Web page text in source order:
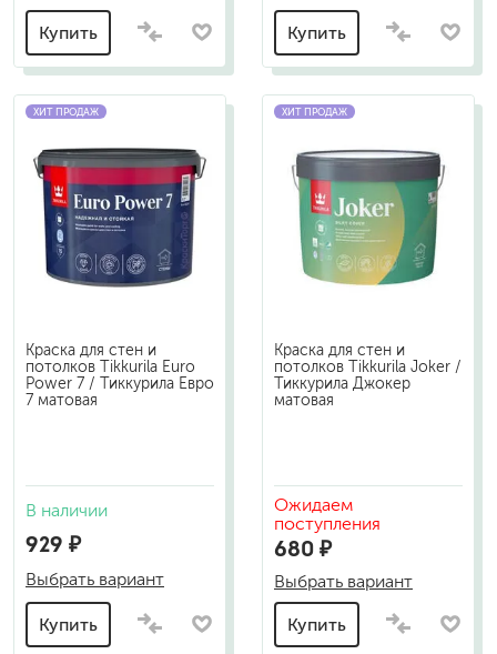
Купить Купить
ХИТ ПРОДАЖ
Краска для стен и
потолков Tikkurila Euro
Power 7 / Тиккурила Евро
7 матовая
В наличии
929 ₽
Выбрать вариант
Купить
ХИТ ПРОДАЖ
Краска для стен и
потолков Tikkurila Joker /
Тиккурила Джокер
матовая
Ожидаем
поступления
680 ₽
Выбрать вариант
Купить